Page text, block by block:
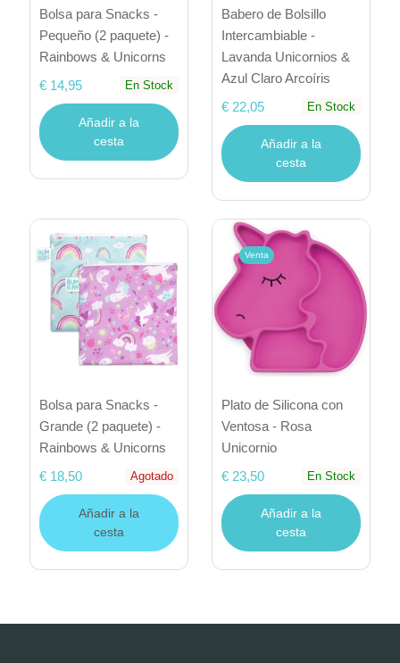
Bolsa para Snacks -
Pequeño (2 paquete) -
Rainbows & Unicorns
€ 14,95
En Stock
Añadir a la
cesta
Babero de Bolsillo
Intercambiable -
Lavanda Unicornios &
Azul Claro Arcoíris
€ 22,05
En Stock
Añadir a la
cesta
Bolsa para Snacks -
Grande (2 paquete) -
Rainbows & Unicorns
€ 18,50
Agotado
Añadir a la
cesta
Venta
Plato de Silicona con
Ventosa - Rosa
Unicornio
€ 23,50
En Stock
Añadir a la
cesta